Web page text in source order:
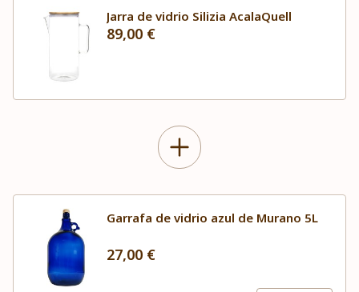
Jarra de vidrio Silizia AcalaQuell
89,00 €
Garrafa de vidrio azul de Murano 5L
27,00 €